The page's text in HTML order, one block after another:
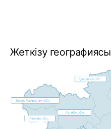
Жеткізу географиясы